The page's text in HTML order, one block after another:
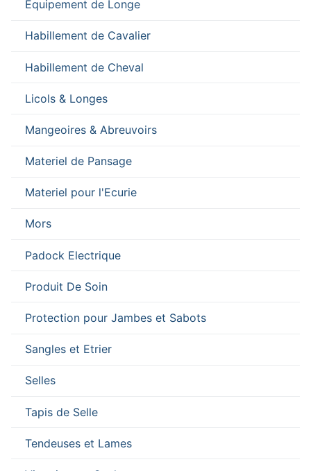
Equipement de Longe
Habillement de Cavalier
Habillement de Cheval
Licols & Longes
Mangeoires & Abreuvoirs
Materiel de Pansage
Materiel pour l'Ecurie
Mors
Padock Electrique
Produit De Soin
Protection pour Jambes et Sabots
Sangles et Etrier
Selles
Tapis de Selle
Tendeuses et Lames